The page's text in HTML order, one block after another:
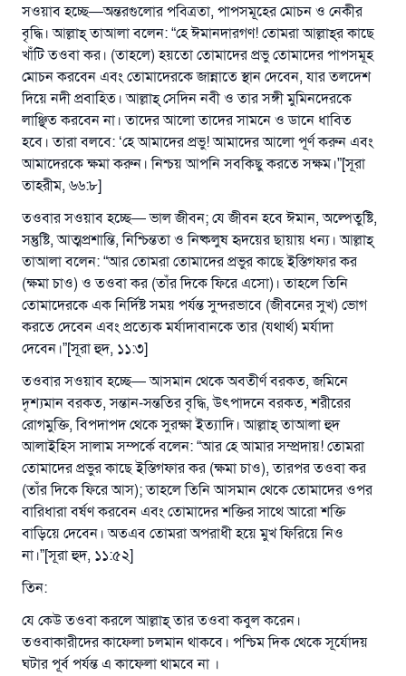
সওয়াব হচ্ছে—অন্তরগুলোর পবিত্রতা, পাপসমূহের মোচন ও নেকীর
বৃদ্ধি। আল্লাহ্‌ তাআলা বলেন: “হে ঈমানদারগণ! তোমরা আল্লাহ্‌র কাছে
খাঁটি তওবা কর। (তাহলে) হয়তো তোমাদের প্রভু তোমাদের পাপসমূহ
মোচন করবেন এবং তোমাদেরকে জান্নাতে স্থান দেবেন, যার তলদেশ
দিয়ে নদী প্রবাহিত। আল্লাহ্‌ সেদিন নবী ও তার সঙ্গী মুমিনদেরকে
লাঞ্ছিত করবেন না। তাদের আলো তাদের সামনে ও ডানে ধাবিত
হবে। তারা বলবে: ‘হে আমাদের প্রভু! আমাদের আলো পূর্ণ করুন এবং
আমাদেরকে ক্ষমা করুন। নিশ্চয় আপনি সবকিছু করতে সক্ষম।”[সূরা
তাহরীম, ৬৬:৮]
তওবার সওয়াব হচ্ছে— ভাল জীবন; যে জীবন হবে ঈমান, অল্পেতুষ্টি,
সন্তুষ্টি, আত্মপ্রশান্তি, নিশ্চিন্ততা ও নিষ্কলুষ হৃদয়ের ছায়ায় ধন্য। আল্লাহ্‌
তাআলা বলেন: “আর তোমরা তোমাদের প্রভুর কাছে ইস্তিগফার কর
(ক্ষমা চাও) ও তওবা কর (তাঁর দিকে ফিরে এসো)। তাহলে তিনি
তোমাদেরকে এক নির্দিষ্ট সময় পর্যন্ত সুন্দরভাবে (জীবনের সুখ) ভোগ
করতে দেবেন এবং প্রত্যেক মর্যাদাবানকে তার (যথার্থ) মর্যাদা
দেবেন।”[সূরা হুদ, ১১:৩]
তওবার সওয়াব হচ্ছে— আসমান থেকে অবতীর্ণ বরকত, জমিনে
দৃশ্যমান বরকত, সন্তান-সন্ততির বৃদ্ধি, উৎপাদনে বরকত, শরীরের
রোগমুক্তি, বিপদাপদ থেকে সুরক্ষা ইত্যাদি। আল্লাহ্‌ তাআলা হুদ
আলাইহিস সালাম সম্পর্কে বলেন: “আর হে আমার সম্প্রদায়! তোমরা
তোমাদের প্রভুর কাছে ইস্তিগফার কর (ক্ষমা চাও), তারপর তওবা কর
(তাঁর দিকে ফিরে আস); তাহলে তিনি আসমান থেকে তোমাদের ওপর
বারিধারা বর্ষণ করবেন এবং তোমাদের শক্তির সাথে আরো শক্তি
বাড়িয়ে দেবেন। অতএব তোমরা অপরাধী হয়ে মুখ ফিরিয়ে নিও
না।”[সূরা হুদ, ১১:৫২]
তিন:
যে কেউ তওবা করলে আল্লাহ্‌ তার তওবা কবুল করেন।
তওবাকারীদের কাফেলা চলমান থাকবে। পশ্চিম দিক থেকে সূর্যোদয়
ঘটার পূর্ব পর্যন্ত এ কাফেলা থামবে না ।
রাসূল সাল্লাল্লাহু আলাইহি ওয়া সাল্লাম বলেছেন
যে ব্যক্তি সৎ কর্মের পথ দেখাবে সে সৎকর্মকারীর সমান
সওয়াব পাবে
(সহিহ মুসলিম; ১৮৯৩)
এখনই শরীক হোন